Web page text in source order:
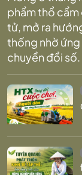
phẩm thổ cẩm
tử, mở ra
thống nhờ
chuyển đổi số.